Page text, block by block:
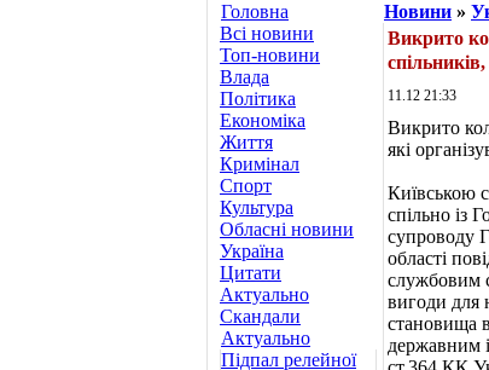
Головна
Всі новини
Топ-новини
Влада
Політика
Економіка
Життя
Кримінал
Спорт
Культура
Обласні новини
Україна
Цитати
Актуально
Скандали
Актуально
Підпал релейної
Новини »
Викрито
11.12 21:33
Викрито
які
Київською
спільно із
супроводу
області
службовим
вигоди для
становища
державним